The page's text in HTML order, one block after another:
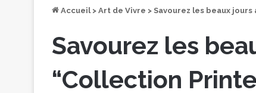
Accueil > Art de Vivre > Savourez les beaux
Savourez les
“Collection